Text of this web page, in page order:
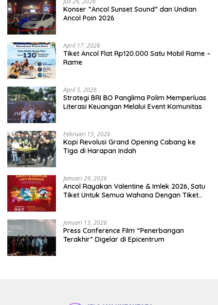
Konser “Ancol Sunset Sound” dan Undian
Ancol Poin 2026
April 17, 2026
Tiket Ancol Flat Rp120.000 Satu Mobil Rame –
Rame
April 5, 2026
​Strategi BRI BO Panglima Polim Memperluas
Literasi Keuangan Melalui Event Komunitas
Februari 15, 2026
Kopi Revolusi Grand Opening Cabang ke
Tiga di Harapan Indah
Januari 29, 2026
Ancol Rayakan Valentine & Imlek 2026, Satu
Tiket Untuk Semua Wahana Dengan Tiket
Januari 13, 2026
Press Conference Film “Penerbangan
Terakhir” Digelar di Epicentrum